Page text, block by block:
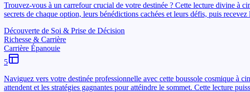
Trouvez-vous à un carrefour crucial de votre destinée ? Cette lecture divine à
secrets de chaque option, leurs bénédictions cachées et leurs défis, puis
Découverte de Soi & Prise de Décision
Richesse & Carrière
Carrière Épanouie
5
Naviguez vers votre destinée professionnelle avec cette boussole cosmique à
attendent et les stratégies gagnantes pour attéindre le sommet. Cette lecture